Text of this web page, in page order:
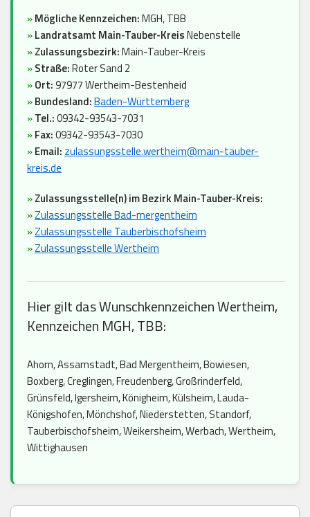
»Mögliche Kennzeichen:MGH, TBB
»Landratsamt Main-Tauber-KreisNebenstelle
»Zulassungsbezirk:Main-Tauber-Kreis
»Straße:Roter Sand 2
»Ort:97977 Wertheim-Bestenheid
»Bundesland:Baden-Württemberg
»Tel.:09342-93543-7031
»Fax:09342-93543-7030
»Email: zulassungsstelle.wertheim@main-tauber-
kreis.de
»Zulassungsstelle(n) im Bezirk Main-Tauber-Kreis:
»Zulassungsstelle Bad-mergentheim
»Zulassungsstelle Tauberbischofsheim
»Zulassungsstelle Wertheim
Hier gilt das Wunschkennzeichen Wertheim,
Kennzeichen MGH, TBB:
Ahorn, Assamstadt, Bad Mergentheim, Bowiesen,
Boxberg, Creglingen, Freudenberg, Großrinderfeld,
Grünsfeld, Igersheim, Königheim, Külsheim, Lauda-
Königshofen, Mönchshof, Niederstetten, Standorf,
Tauberbischofsheim, Weikersheim, Werbach, Wertheim,
Wittighausen